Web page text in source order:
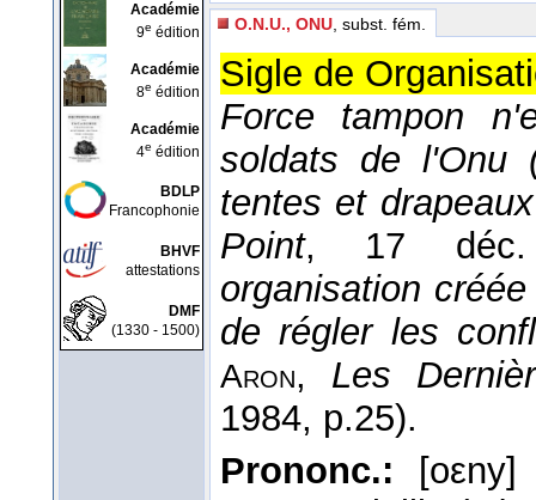
Académie
9e édition
Académie
8e édition
Académie
4e édition
BDLP
Francophonie
BHVF
attestations
DMF
(1330 - 1500)
O.N.U., ONU , subst. fém.
Sigle de
Force tampon
soldats de l'Onu
tentes et
Point, 17 déc.
organisation
de régler les
Aron, Les
1984, p.25).
Prononc.: